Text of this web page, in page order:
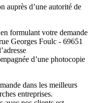
auprès d’une autorité de
formulant votre demande
Georges Foulc - 69651
d’une photocopie
dans les meilleurs
entreprises.